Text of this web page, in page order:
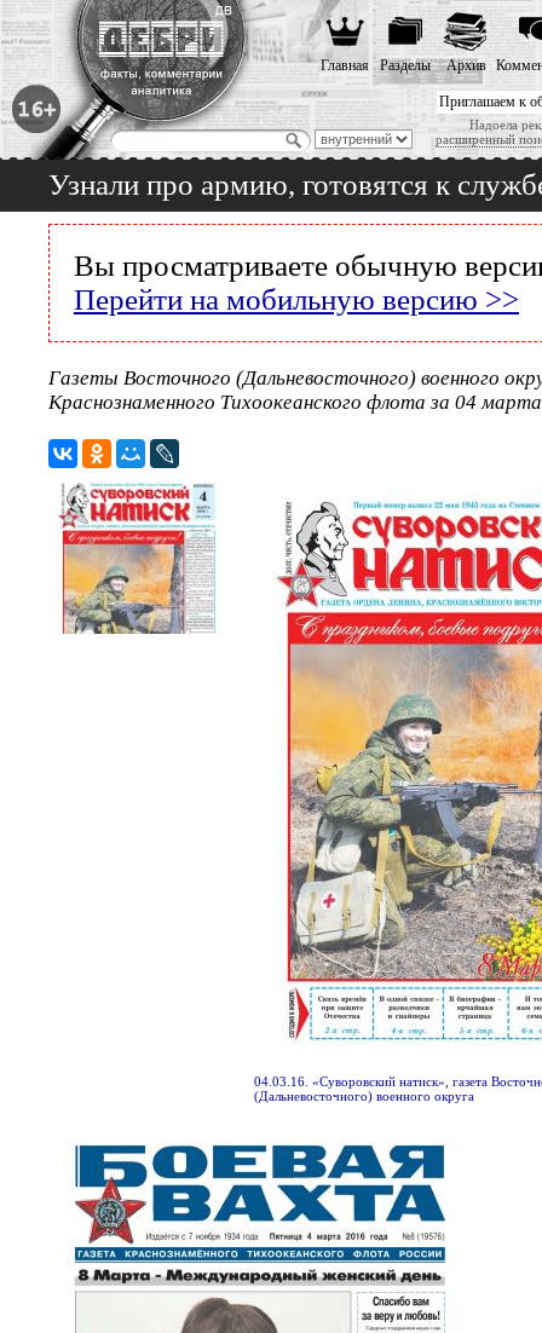
Приглашаем к
Надоела
расширенный
Главная Разделы Архив
Узнали про армию, готовятся к
Вы просматриваете обычную
Перейти на мобильную версию >>
Газеты Восточного (Дальневосточного) военного
Краснознаменного Тихоокеанского флота за 04
04.03.16. «Суворовский натиск», газета
(Дальневосточного) военного округа